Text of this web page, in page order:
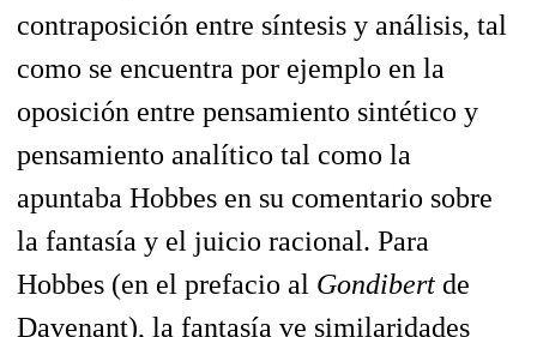
contraposición entre síntesis y análisis, tal
como se encuentra por ejemplo en la
oposición entre pensamiento sintético y
pensamiento analítico tal como la
apuntaba Hobbes en su comentario sobre
la fantasía y el juicio racional. Para
Hobbes (en el prefacio al Gondibert de
Davenant), la fantasía ve similaridades